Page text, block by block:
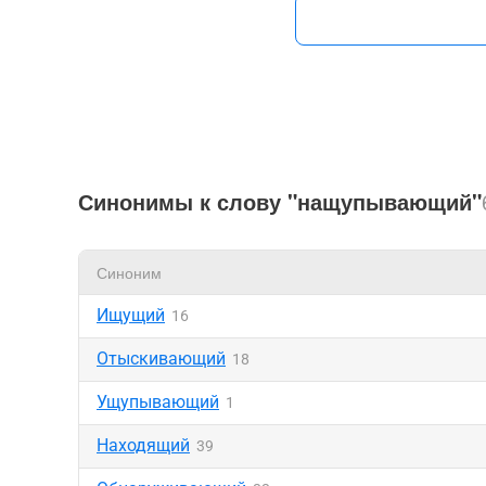
Синонимы к слову "нащупывающий"
Синоним
Ищущий 16
Отыскивающий 18
Ущупывающий 1
Находящий 39